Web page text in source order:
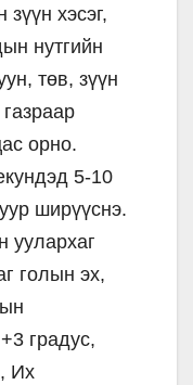
хэсэг,
нутгийн
төв, зүүн
орно.
5-10
ширүүснэ.
уулархаг
голын эх,
градус,
Их